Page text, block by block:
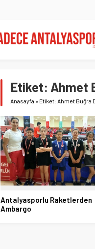
Etiket: Ahmet
Anasayfa » Etiket: Ahmet Buğra
Antalyasporlu Raketlerden
Ambargo